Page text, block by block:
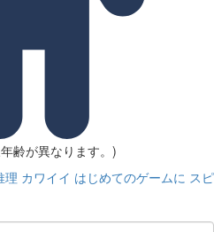
齢が異なります。)
理 カワイイ はじめてのゲームに スピ